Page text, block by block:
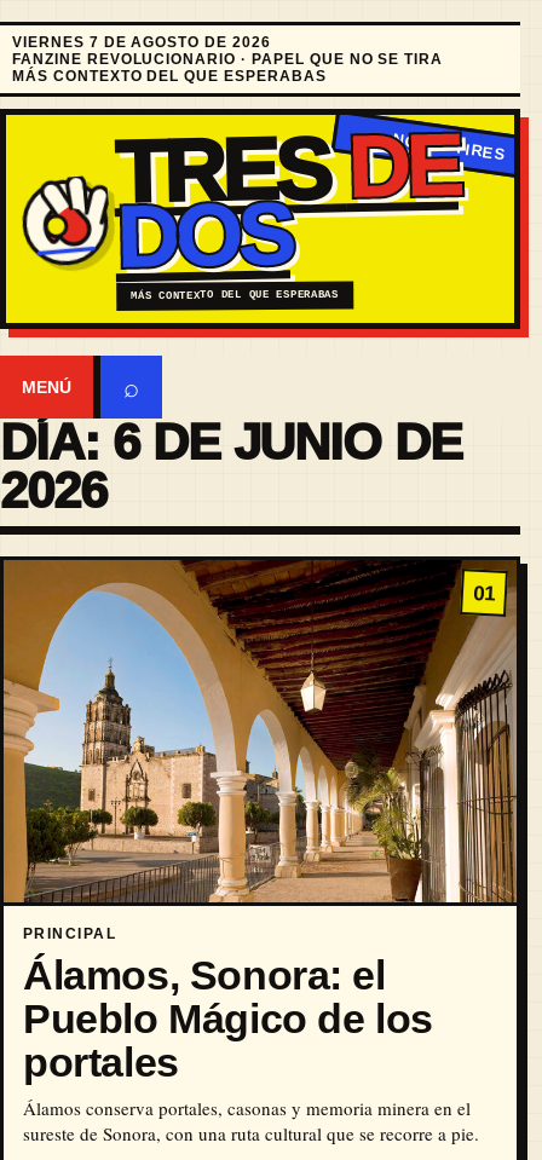
VIERNES 7 DE AGOSTO DE 2026
FANZINE REVOLUCIONARIO · PAPEL QUE NO SE TIRA
MÁS CONTEXTO DEL QUE ESPERABAS
TRESDE
DOS
MÁS CONTEXTO DEL QUE ESPERABAS
MENÚ ⌕
DÍA: 6 DE JUNIO DE
2026
01
PRINCIPAL
Álamos, Sonora: el
Pueblo Mágico de los
portales
Álamos conserva portales, casonas y memoria minera en el
sureste de Sonora, con una ruta cultural que se recorre a pie.